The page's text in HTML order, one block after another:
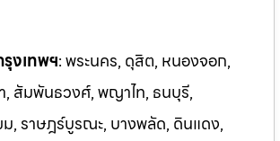
งเทพฯ: พระนคร, ดุสิต, หนองจอก,
, สัมพันธวงศ์, พญาไท, ธนบุรี,
, ราษฎร์บูรณะ, บางพลัด, ดินแดง,